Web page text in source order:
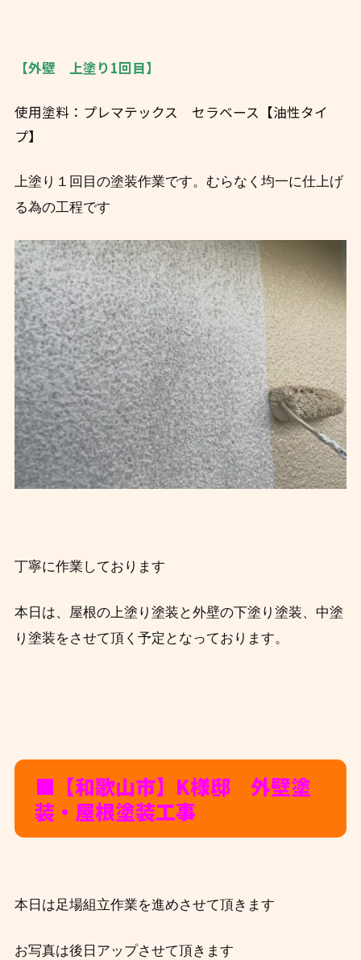
【外壁 上塗り1回目】
使用塗料：プレマテックス セラベース【油性タイ
プ】
上塗り１回目の塗装作業です。むらなく均一に仕上げ
る為の工程です
丁寧に作業しております
本日は、屋根の上塗り塗装と外壁の下塗り塗装、中塗
り塗装をさせて頂く予定となっております。
■【和歌山市】K様邸 外壁塗
装・屋根塗装工事
本日は足場組立作業を進めさせて頂きます
お写真は後日アップさせて頂きます